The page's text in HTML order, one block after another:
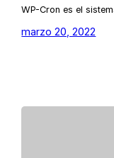
WP-Cron es el
marzo 20, 2022